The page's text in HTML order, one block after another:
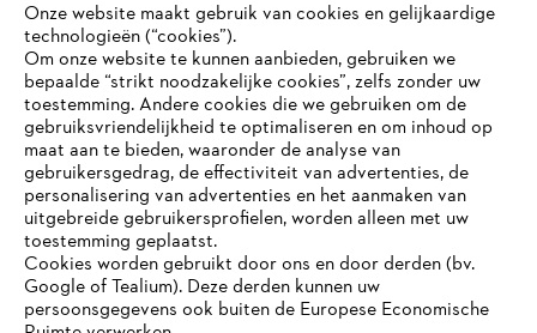
Bedrijf
STIHL FAQ
Onze website maakt gebruik van cookies en gelijkaardige
technologieën (“cookies”).
Om onze website te kunnen aanbieden, gebruiken we
bepaalde “strikt noodzakelijke cookies”, zelfs zonder uw
toestemming. Andere cookies die we gebruiken om de
gebruiksvriendelijkheid te optimaliseren en om inhoud op
maat aan te bieden, waaronder de analyse van
gebruikersgedrag, de effectiviteit van advertenties, de
personalisering van advertenties en het aanmaken van
uitgebreide gebruikersprofielen, worden alleen met uw
toestemming geplaatst.
Cookies worden gebruikt door ons en door derden (bv.
Google of Tealium). Deze derden kunnen uw
persoonsgegevens ook buiten de Europese Economische